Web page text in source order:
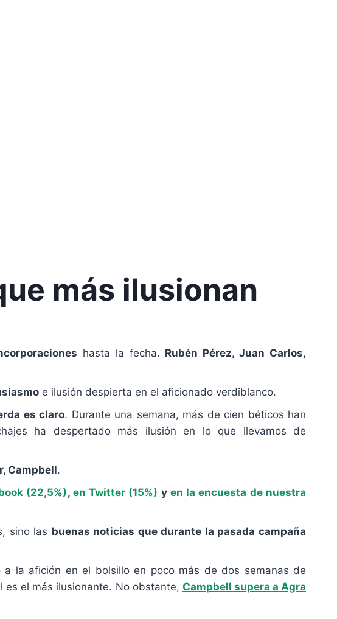
más ilusionan
hasta la fecha. Rubén Pérez, Juan Carlos,
e ilusión despierta en el aficionado verdiblanco.
es claro. Durante una semana, más de cien béticos han
ha despertado más ilusión en lo que llevamos de
Campbell.
(22,5%), en Twitter (15%) y en la encuesta de nuestra
sino las buenas noticias que durante la pasada campaña
la afición en el bolsillo en poco más de dos semanas de
el más ilusionante. No obstante, Campbell supera a Agra